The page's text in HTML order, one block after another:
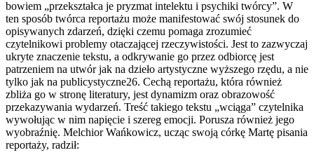
bowiem „przekształca je pryzmat intelektu i psychiki twórcy”. W
ten sposób twórca reportażu może manifestować swój stosunek do
opisywanych zdarzeń, dzięki czemu pomaga zrozumieć
czytelnikowi problemy otaczającej rzeczywistości. Jest to zazwyczaj
ukryte znaczenie tekstu, a odkrywanie go przez odbiorcę jest
patrzeniem na utwór jak na dzieło artystyczne wyższego rzędu, a nie
tylko jak na publicystyczne26. Cechą reportażu, która również
zbliża go w stronę literatury, jest dynamizm oraz obrazowość
przekazywania wydarzeń. Treść takiego tekstu „wciąga” czytelnika
wywołując w nim napięcie i szereg emocji. Porusza również jego
wyobraźnię. Melchior Wańkowicz, ucząc swoją córkę Martę pisania
reportaży, radził: